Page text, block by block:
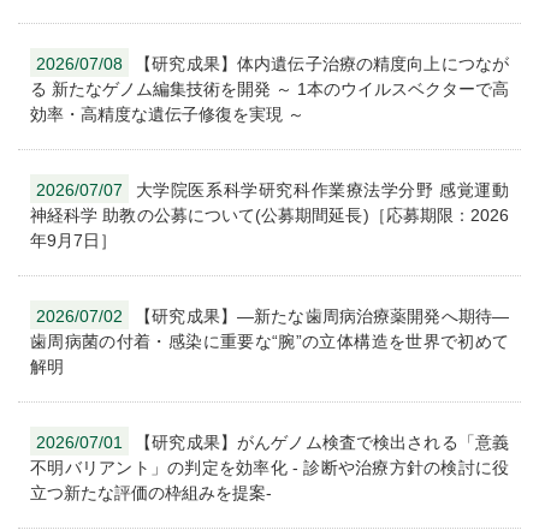
2026/07/08
【研究成果】体内遺伝子治療の精度向上につなが
る 新たなゲノム編集技術を開発 ～ 1本のウイルスベクターで高
効率・高精度な遺伝子修復を実現 ～
2026/07/07
大学院医系科学研究科作業療法学分野 感覚運動
神経科学 助教の公募について(公募期間延長)［応募期限：2026
年9月7日］
2026/07/02
【研究成果】―新たな歯周病治療薬開発へ期待―
歯周病菌の付着・感染に重要な“腕”の立体構造を世界で初めて
解明
2026/07/01
【研究成果】がんゲノム検査で検出される「意義
不明バリアント」の判定を効率化 - 診断や治療方針の検討に役
立つ新たな評価の枠組みを提案-